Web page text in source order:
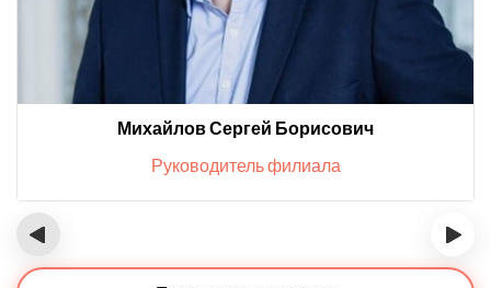
Михайлов Сергей Борисович
Руководитель филиала
‹ ›